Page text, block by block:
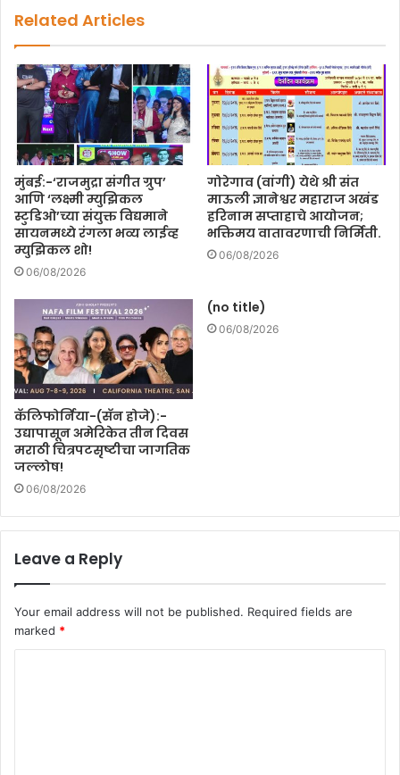
Related Articles
मुंबई:-‘राजमुद्रा संगीत ग्रुप’
आणि ‘लक्ष्मी म्युझिकल
स्टुडिओ’च्या संयुक्त विद्यमाने
सायनमध्ये रंगला भव्य लाईव्ह
म्युझिकल शो!
06/08/2026
गोरेगाव (वांगी) येथे श्री संत
माऊली ज्ञानेश्वर महाराज अखंड
हरिनाम सप्ताहाचे आयोजन;
भक्तिमय वातावरणाची निर्मिती.
06/08/2026
कॅलिफोर्निया-(सॅन होजे):-
उद्यापासून अमेरिकेत तीन दिवस
मराठी चित्रपटसृष्टीचा जागतिक
जल्लोष!
06/08/2026
(no title)
06/08/2026
Leave a Reply
Your email address will not be published. Required fields are
marked *